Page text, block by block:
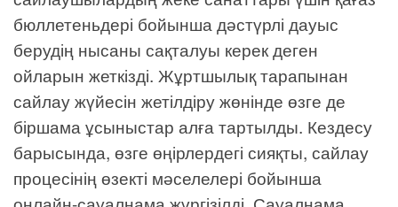
бюллетеньдері бойынша дәстүрлі дауыс
берудің нысаны сақталуы керек деген
ойларын жеткізді. Жұртшылық тарапынан
сайлау жүйесін жетілдіру жөнінде өзге де
біршама ұсыныстар алға тартылды. Кездесу
барысында, өзге өңірлердегі сияқты, сайлау
процесінің өзекті мәселелері бойынша